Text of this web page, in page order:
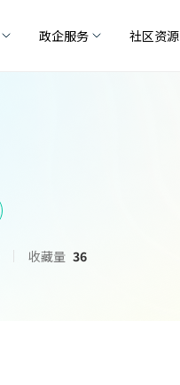
政企服务 社区资源
收藏量 36